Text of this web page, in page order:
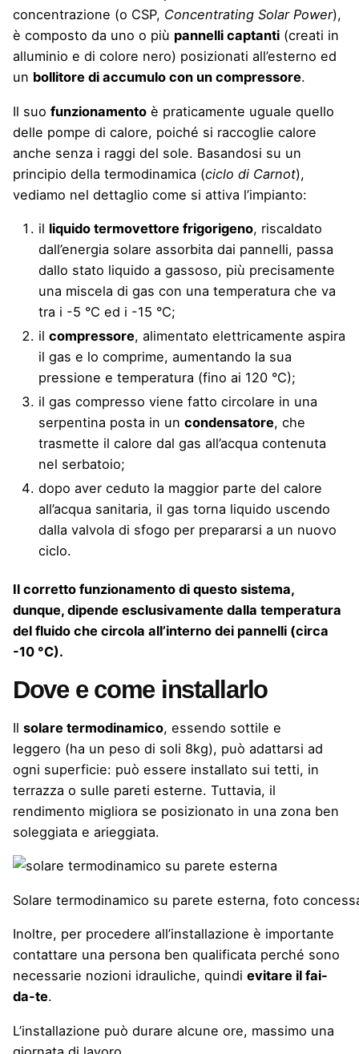
concentrazione (o CSP, Concentrating Solar Power),
è composto da uno o più pannelli captanti (creati in
alluminio e di colore nero) posizionati all’esterno ed
un bollitore di accumulo con un compressore.
Il suo funzionamento è praticamente uguale quello
delle pompe di calore, poiché si raccoglie calore
anche senza i raggi del sole. Basandosi su un
principio della termodinamica (ciclo di Carnot),
vediamo nel dettaglio come si attiva l’impianto:
il liquido termovettore frigorigeno, riscaldato
dall’energia solare assorbita dai pannelli, passa
dallo stato liquido a gassoso, più precisamente
una miscela di gas con una temperatura che va
tra i -5 °C ed i -15 °C;
il compressore, alimentato elettricamente aspira
il gas e lo comprime, aumentando la sua
pressione e temperatura (fino ai 120 °C);
il gas compresso viene fatto circolare in una
serpentina posta in un condensatore, che
trasmette il calore dal gas all’acqua contenuta
nel serbatoio;
dopo aver ceduto la maggior parte del calore
all’acqua sanitaria, il gas torna liquido uscendo
dalla valvola di sfogo per prepararsi a un nuovo
ciclo.
Il corretto funzionamento di questo sistema,
dunque, dipende esclusivamente dalla temperatura
del fluido che circola all’interno dei pannelli (circa
-10 °C).
Dove e come installarlo
Il solare termodinamico, essendo sottile e
leggero (ha un peso di soli 8kg), può adattarsi ad
ogni superficie: può essere installato sui tetti, in
terrazza o sulle pareti esterne. Tuttavia, il
rendimento migliora se posizionato in una zona ben
soleggiata e arieggiata.
Solare termodinamico su parete esterna, foto
Inoltre, per procedere all’installazione è importante
contattare una persona ben qualificata perché sono
necessarie nozioni idrauliche, quindi evitare il fai-
da-te.
L’installazione può durare alcune ore, massimo una